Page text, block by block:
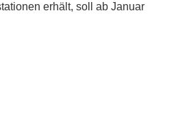
erhält, soll ab Januar